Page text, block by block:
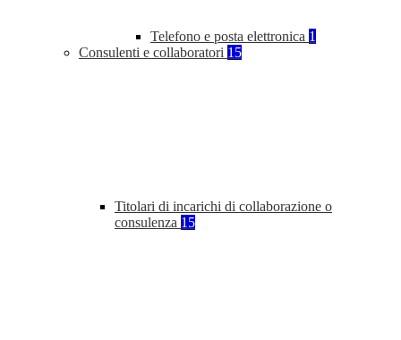
Telefono e posta elettronica 1
Consulenti e collaboratori 15
Titolari di incarichi di collaborazione o
consulenza 15